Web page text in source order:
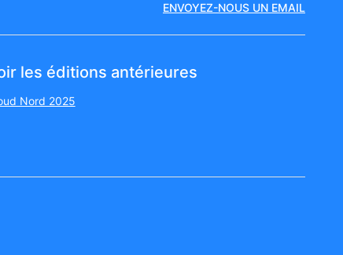
ENVOYEZ-NOUS UN EMAIL
les éditions antérieures
Nord 2025